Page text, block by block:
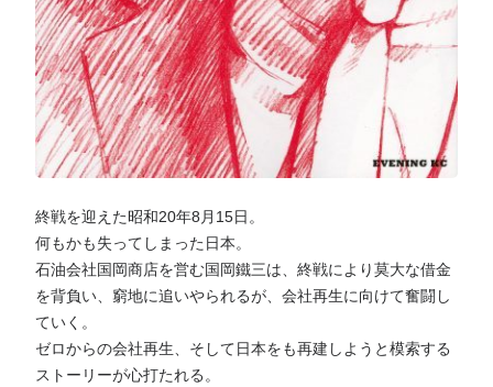
終戦を迎えた昭和20年8月15日。
何もかも失ってしまった日本。
石油会社国岡商店を営む国岡鐵三は、終戦により莫大な借金
を背負い、窮地に追いやられるが、会社再生に向けて奮闘し
ていく。
ゼロからの会社再生、そして日本をも再建しようと模索する
ストーリーが心打たれる。